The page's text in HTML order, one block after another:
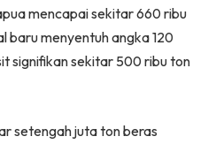
mencapai sekitar 660 ribu
baru menyentuh angka 120
signifikan sekitar 500 ribu ton
setengah juta ton beras